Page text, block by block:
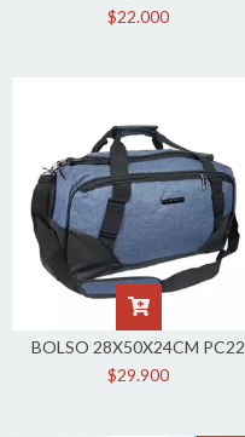
$22.000
BOLSO 28X50X24CM PC22
$29.900